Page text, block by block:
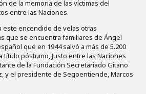
de la memoria de las víctimas del
entre las Naciones.
este encendido de velas otras
que se encuentra familiares de Ángel
que en 1944 salvó a más de 5.200
título póstumo, Justo entre las Naciones
de la Fundación Secretariado Gitano
y el presidente de Segoentiende, Marcos